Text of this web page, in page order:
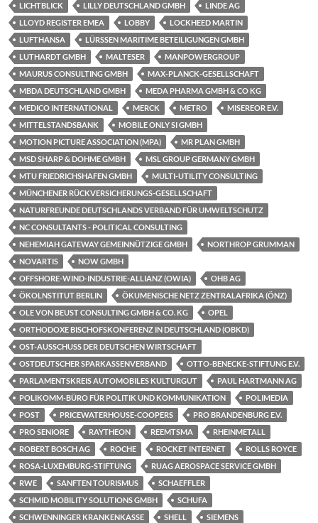
LICHTBLICK
LILLY DEUTSCHLAND GMBH
LINDE AG
LLOYD REGISTER EMEA
LOBBY
LOCKHEED MARTIN
LUFTHANSA
LÜRSSEN MARITIME BETEILIGUNGEN GMBH
LUTHARDT GMBH
MALTESER
MANPOWERGROUP
MAURUS CONSULTING GMBH
MAX-PLANCK-GESELLSCHAFT
MBDA DEUTSCHLAND GMBH
MEDA PHARMA GMBH & CO KG
MEDICO INTERNATIONAL
MERCK METRO
MISEREOR E.V.
MITTELSTANDSBANK
MOBILE ONLY SI GMBH
MOTION PICTURE ASSOCIATION (MPA)
MR PLAN GMBH
MSD SHARP & DOHME GMBH
MSL GROUP GERMANY GMBH
MTU FRIEDRICHSHAFEN GMBH
MULTI-UTILITY CONSULTING
MÜNCHENER RÜCKVERSICHERUNGS-GESELLSCHAFT
NATURFREUNDE DEUTSCHLANDS VERBAND FÜR UMWELTSCHUTZ
NC CONSULTANTS - POLITICAL CONSULTING
NEHEMIAH GATEWAY GEMEINNÜTZIGE GMBH
NORTHROP GRUMMAN
NOVARTIS
NOW GMBH
OFFSHORE-WIND-INDUSTRIE-ALLIANZ (OWIA)
OHB AG
ÖKOLNSTITUT BERLIN
ÖKUMENISCHE NETZ ZENTRALAFRIKA (ÖNZ)
OLE VON BEUST CONSULTING GMBH & CO. KG
OPEL
ORTHODOXE BISCHOFSKONFERENZ IN DEUTSCHLAND (OBKD)
OST-AUSSCHUSS DER DEUTSCHEN WIRTSCHAFT
OSTDEUTSCHER SPARKASSENVERBAND
OTTO-BENECKE-STIFTUNG E.V.
PARLAMENTSKREIS AUTOMOBILES KULTURGUT
PAUL HARTMANN AG
POLIKOMM-BÜRO FÜR POLITIK UND KOMMUNIKATION
POLIMEDIA
POST
PRICEWATERHOUSE-COOPERS
PRO BRANDENBURG E.V.
PRO SENIORE
RAYTHEON REEMTSMA
RHEINMETALL
ROBERT BOSCH AG
ROCHE ROCKET INTERNET
ROLLS ROYCE
ROSA-LUXEMBURG-STIFTUNG
RUAG AEROSPACE SERVICE GMBH
RWE
SANFTEN TOURISMUS
SCHAEFFLER
SCHMID MOBILITY SOLUTIONS GMBH
SCHUFA
SCHWENNINGER KRANKENKASSE
SHELL
SIEMENS